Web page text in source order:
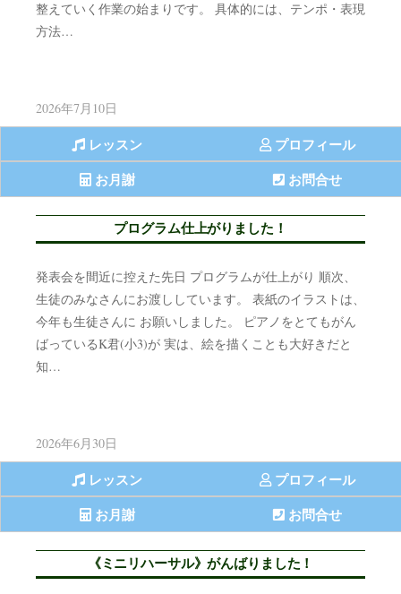
整えていく作業の始まりです。 具体的には、テンポ・表現
方法…
2026年7月10日
レッスン
プロフィール
お月謝
お問合せ
プログラム仕上がりました！
発表会を間近に控えた先日 プログラムが仕上がり 順次、
生徒のみなさんにお渡ししています。 表紙のイラストは、
今年も生徒さんに お願いしました。 ピアノをとてもがん
ばっているK君(小3)が 実は、絵を描くことも大好きだと
知…
2026年6月30日
レッスン
プロフィール
お月謝
お問合せ
《ミニリハーサル》がんばりました！